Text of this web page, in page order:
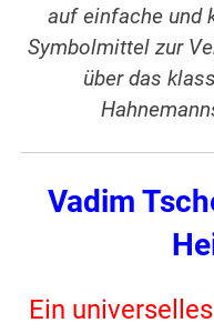
auf einfache und
Symbolmittel zur
über das
Vadim
Ein